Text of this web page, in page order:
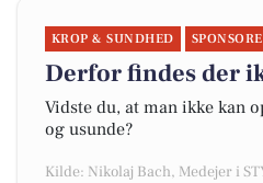
KROP & SUNDHED
Derfor findes der
Vidste du, at man ikke kan
og usunde?
Kilde: Nikolaj Bach, Medejer i